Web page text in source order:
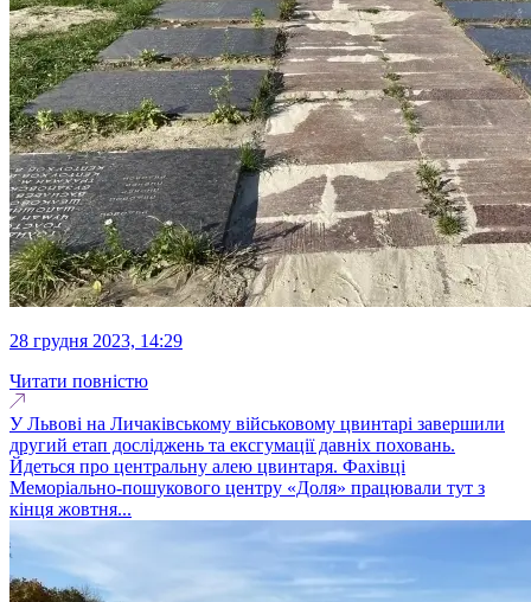
28 грудня 2023, 14:29
Читати повністю
У Львові на Личаківському військовому цвинтарі завершили
другий етап досліджень та ексгумації давніх поховань.
Йдеться про центральну алею цвинтаря. Фахівці
Меморіально-пошукового центру «Доля» працювали тут з
кінця жовтня...